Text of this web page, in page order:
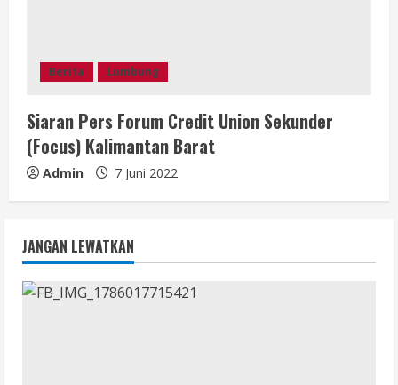
Berita Lumbung
Siaran Pers Forum Credit Union Sekunder
(Focus) Kalimantan Barat
Admin 7 Juni 2022
JANGAN LEWATKAN